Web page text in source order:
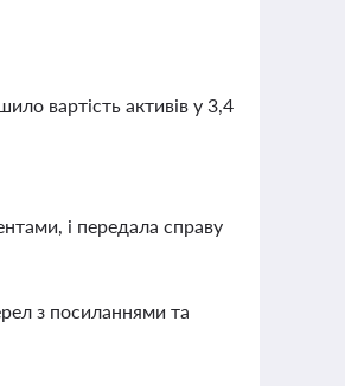
вартість активів у 3,4
і передала справу
з посиланнями та